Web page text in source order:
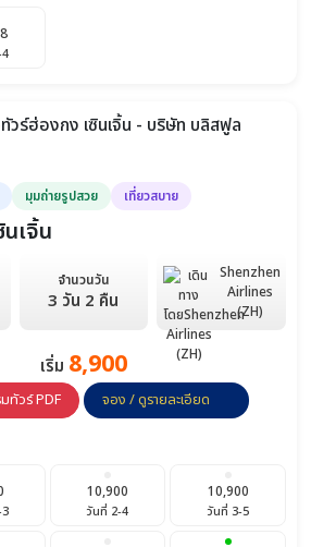
มุมถ่ายรูปสวย เที่ยวสบาย
เจิ้น
จำนวนวัน
3 วัน 2 คืน
Shenzhen
Airlines
(ZH)
เริ่ม 8,900
ทัวร์ PDF จอง / ดูรายละเอียด
10,900
วันที่ 2-4
10,900
วันที่ 3-5